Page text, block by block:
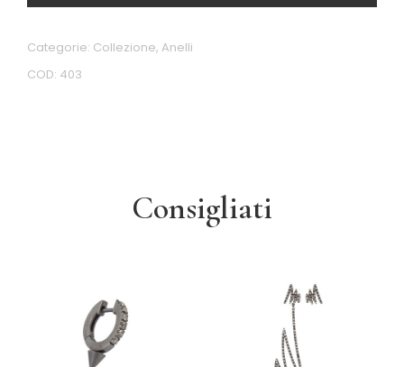
COD: 403
Categorie: Collezione, Anelli
Consigliati